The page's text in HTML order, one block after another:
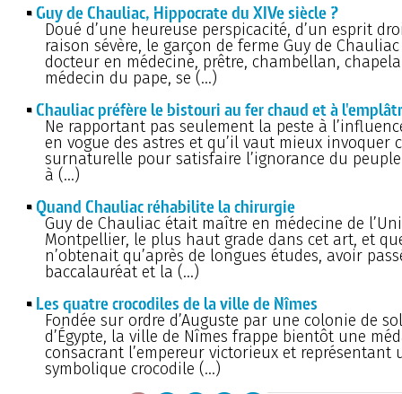
Guy de Chauliac, Hippocrate du XIVe siècle ?
Doué d’une heureuse perspicacité, d’un esprit
raison sévère, le garçon de ferme Guy de
docteur en médecine, prêtre, chambellan,
médecin du pape, se (…)
Chauliac préfère le bistouri au fer chaud et à
Ne rapportant pas seulement la peste à
en vogue des astres et qu’il vaut mieux invoquer
surnaturelle pour satisfaire l’ignorance du
à (…)
Quand Chauliac réhabilite la chirurgie
Guy de Chauliac était maître en médecine de
Montpellier, le plus haut grade dans cet art, et
n’obtenait qu’après de longues études, avoir
baccalauréat et la (…)
Les quatre crocodiles de la ville de Nîmes
Fondée sur ordre d’Auguste par une colonie de
d’Égypte, la ville de Nîmes frappe bientôt une
consacrant l’empereur victorieux et représentant
symbolique crocodile (…)